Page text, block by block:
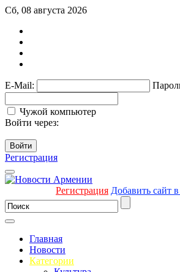
Сб, 08 августа 2026
E-Mail:
Чужой компьютер
Войти через:
Войти
Регистрация
Регистрация Добавить сайт
Главная
Новости
Категории